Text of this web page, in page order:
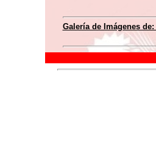
Galería de Imágenes de: